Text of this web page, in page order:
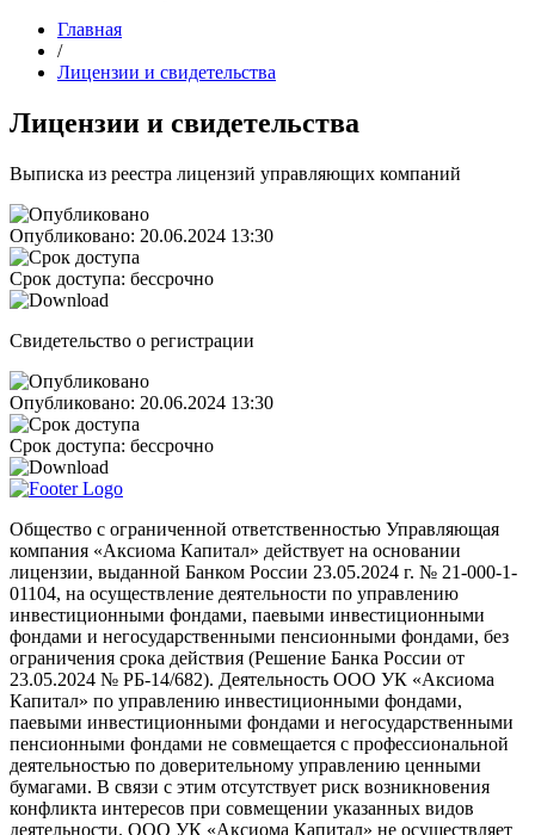
Главная
/
Лицензии и свидетельства
Лицензии и свидетельства
Выписка из реестра лицензий управляющих компаний
Опубликовано: 20.06.2024 13:30
Срок доступа: бессрочно
Свидетельство о регистрации
Опубликовано: 20.06.2024 13:30
Срок доступа: бессрочно
Общество с ограниченной ответственностью Управляющая
компания «Аксиома Капитал» действует на основании
лицензии, выданной Банком России 23.05.2024 г. № 21-000-1-
01104, на осуществление деятельности по управлению
инвестиционными фондами, паевыми инвестиционными
фондами и негосударственными пенсионными фондами, без
ограничения срока действия (Решение Банка России от
23.05.2024 № РБ-14/682). Деятельность ООО УК «Аксиома
Капитал» по управлению инвестиционными фондами,
паевыми инвестиционными фондами и негосударственными
пенсионными фондами не совмещается с профессиональной
деятельностью по доверительному управлению ценными
бумагами. В связи с этим отсутствует риск возникновения
конфликта интересов при совмещении указанных видов
деятельности. ООО УК «Аксиома Капитал» не осуществляет